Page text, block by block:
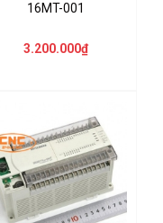
16MT-001
3.200.000₫